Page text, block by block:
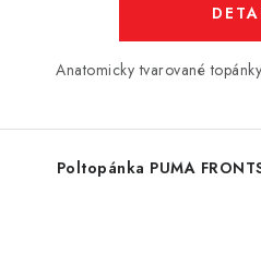
Anatomicky tvarované
Poltopánka PUMA